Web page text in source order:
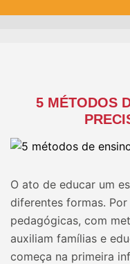
5 MÉTODOS
O ato de educar um
diferentes formas.
pedagógicas, com
auxiliam famílias e
começa na primeira